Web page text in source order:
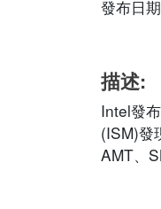
發布日
描述:
Intel發
(ISM)發
AMT、